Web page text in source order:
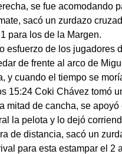
se fue acomodando
sacó un zurdazo
para los de la Margen.
esfuerzo de los jugadores
de frente al arco de
y cuando el tiempo se
15:24 Coki Chávez tomó
mitad de cancha, se
la pelota y lo dejó
de distancia, sacó un
para esta estampar el 2